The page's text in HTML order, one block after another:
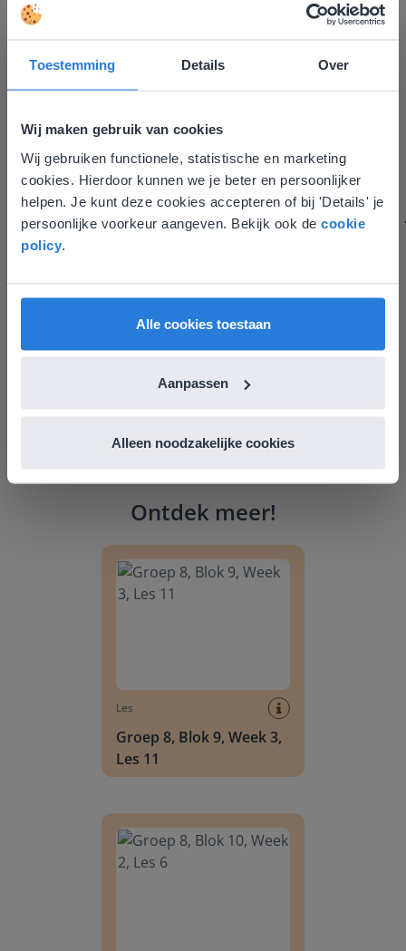
Toestemming Details Over
Wij maken gebruik van cookies
Wij gebruiken functionele, statistische en marketing
cookies. Hierdoor kunnen we je beter en persoonlijker
helpen. Je kunt deze cookies accepteren of bij 'Details' je
persoonlijke voorkeur aangeven. Bekijk ook de cookie
policy
Alle cookies toestaan
Aanpassen
Alleen noodzakelijke cookies
Gynzy maakt het lesgeven zoveel eenvoudiger én
aantrekkelijker voor zowel de leerkracht als de
leerlingen. Bovendien bezorgt Gynzy me veel meer tijd
om echt elke leerling de nodige aandacht te geven.
Zinloos tijdsverlies van o.a. verbeteren en extra
werkblaadjes maken is definitief voorbij.
Juf Els
Leefschool Het Droomschip
Ontdek meer!
Les
Groep 8, Blok 9, Week 3,
Les 11
Deze website komt niet
overeen met je locatie
Gezien je locatie, denken we dat je misschien
liever naar de website voor English gaat. Hier
English
Vlaanderen